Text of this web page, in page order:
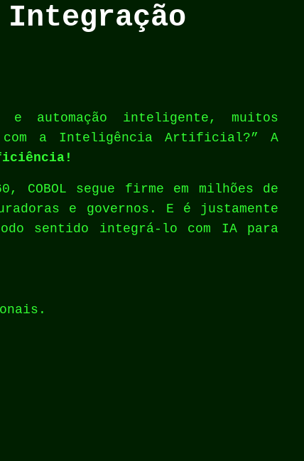
e automação inteligente, muitos
com a Inteligência Artificial?” A
COBOL segue firme em milhões de
e governos. E é justamente
sentido integrá-lo com IA para